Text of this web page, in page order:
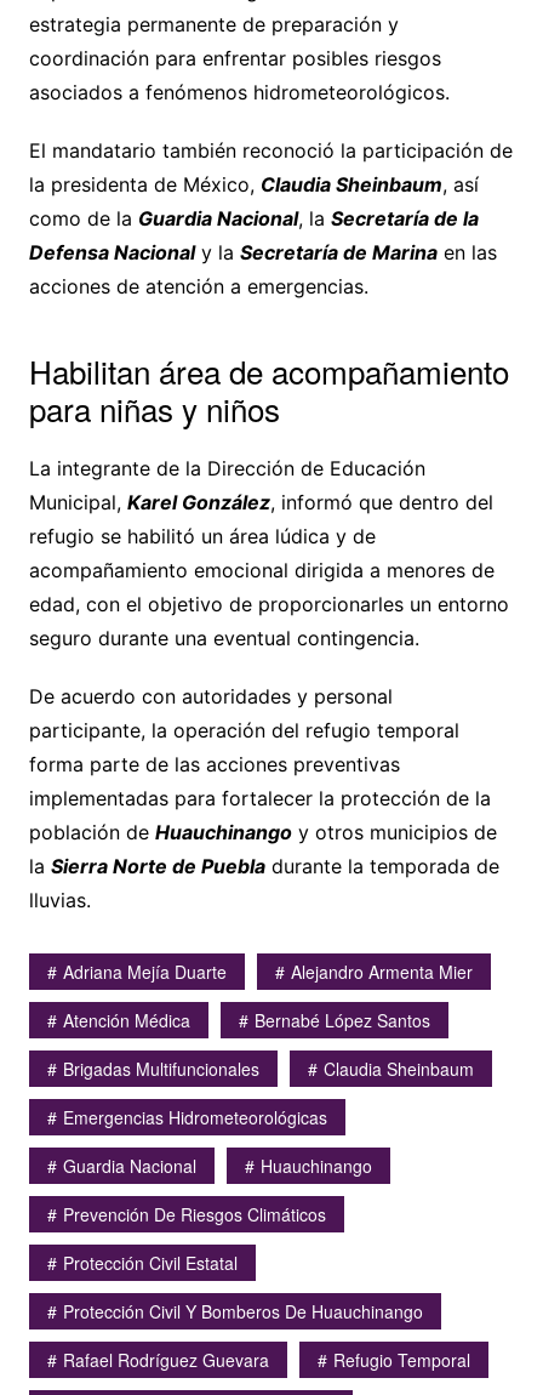
estrategia permanente de preparación y
coordinación para enfrentar posibles riesgos
asociados a fenómenos hidrometeorológicos.
El mandatario también reconoció la participación de
la presidenta de México, Claudia Sheinbaum, así
como de la Guardia Nacional, la Secretaría de la
Defensa Nacionaly la Secretaría de Marinaen las
acciones de atención a emergencias.
Habilitan área de acompañamiento
para niñas y niños
La integrante de la Dirección de Educación
Municipal, Karel González, informó que dentro del
refugio se habilitó un área lúdica y de
acompañamiento emocional dirigida a menores de
edad, con el objetivo de proporcionarles un entorno
seguro durante una eventual contingencia.
De acuerdo con autoridades y personal
participante, la operación del refugio temporal
forma parte de las acciones preventivas
implementadas para fortalecer la protección de la
población de Huauchinangoy otros municipios de
la Sierra Norte de Puebladurante la temporada de
lluvias.
Adriana Mejía Duarte
Alejandro Armenta Mier
Atención Médica
Bernabé López Santos
Brigadas Multifuncionales
Claudia Sheinbaum
Emergencias Hidrometeorológicas
Guardia Nacional
Huauchinango
Prevención De Riesgos Climáticos
Protección Civil Estatal
Protección Civil Y Bomberos De Huauchinango
Rafael Rodríguez Guevara
Refugio Temporal